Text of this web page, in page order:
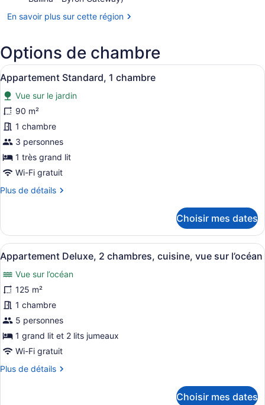
Galles-
(BNK-
Ballina
-
Byron
Gateway)
En savoir plus sur cette région
Options de chambre
Afficher
toutes
les
photos
pour
ce
type
de
chambre :
Appartement
chambre
Un salon moderne avec un
7
Appartement Standard, 1 chambre
Vue sur le jardin
90 m²
1 chambre
3 personnes
1 très grand lit
Wi-Fi gratuit
Plus de détails
Plus
Appartement
Standard,
1
chambre
Choisir mes dates
Afficher
toutes
les
photos
pour
ce
type
de
chambre :
Appartement
Un salon moderne avec une
14
Appartement Deluxe, 2 chambres, cuisine, vue sur l’océan
Vue sur l’océan
125 m²
1 chambre
5 personnes
1 grand lit et 2 lits jumeaux
Wi-Fi gratuit
Plus de détails
Plus
Choisir mes dates